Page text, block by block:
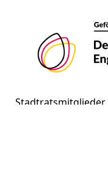
Stadtratsmitglieder